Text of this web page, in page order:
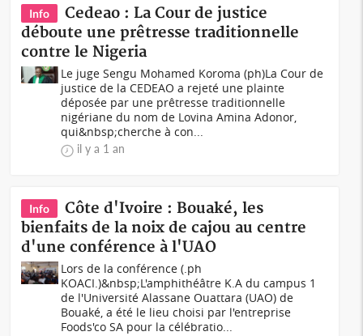
Info
Cedeao : La Cour de justice
déboute une prêtresse traditionnelle
contre le Nigeria
Le juge Sengu Mohamed Koroma (ph)La Cour de
justice de la CEDEAO a rejeté une plainte
déposée par une prêtresse traditionnelle
nigériane du nom de Lovina Amina Adonor,
qui&nbsp;cherche à con...
il y a 1 an
Info
Côte d'Ivoire : Bouaké, les
bienfaits de la noix de cajou au centre
d'une conférence à l'UAO
Lors de la conférence (.ph
KOACI.)&nbsp;L'amphithéâtre K.A du campus 1
de l'Université Alassane Ouattara (UAO) de
Bouaké, a été le lieu choisi par l'entreprise
Foods'co SA pour la célébratio...